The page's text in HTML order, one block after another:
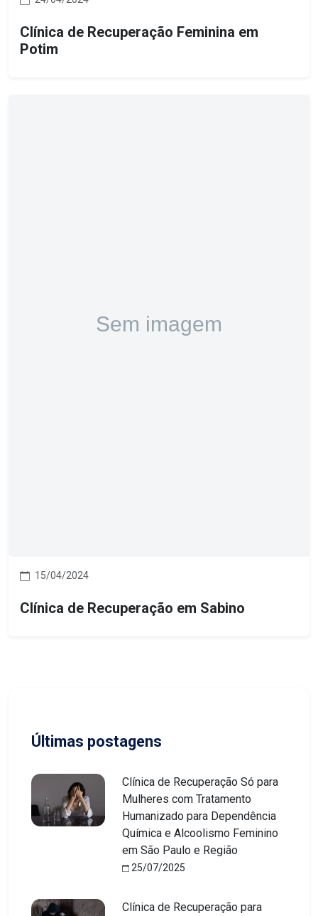
Clínica de Recuperação Feminina em
Potim
15/04/2024
Clínica de Recuperação em Sabino
Últimas postagens
Clínica de Recuperação Só para
Mulheres com Tratamento
Humanizado para Dependência
Química e Alcoolismo Feminino
em São Paulo e Região
25/07/2025
Clínica de Recuperação para